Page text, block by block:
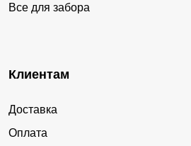
Все для забора
Клиентам
Доставка
Оплата